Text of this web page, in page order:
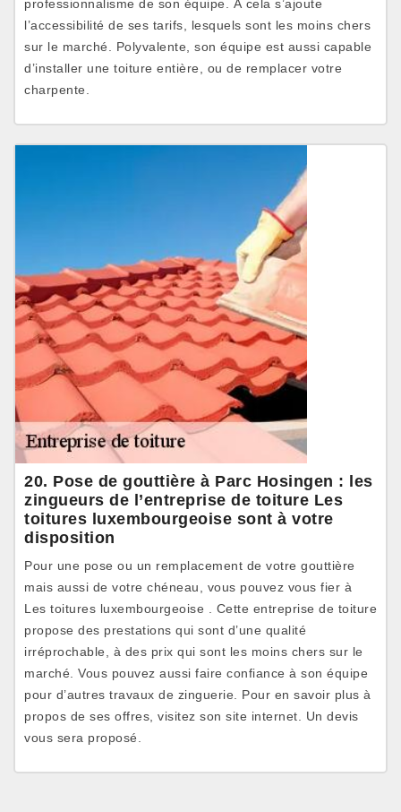
professionnalisme de son équipe. À cela s’ajoute
l’accessibilité de ses tarifs, lesquels sont les moins chers
sur le marché. Polyvalente, son équipe est aussi capable
d’installer une toiture entière, ou de remplacer votre
charpente.
20. Pose de gouttière à Parc Hosingen : les
zingueurs de l’entreprise de toiture Les
toitures luxembourgeoise sont à votre
disposition
Pour une pose ou un remplacement de votre gouttière
mais aussi de votre chéneau, vous pouvez vous fier à
Les toitures luxembourgeoise . Cette entreprise de toiture
propose des prestations qui sont d’une qualité
irréprochable, à des prix qui sont les moins chers sur le
marché. Vous pouvez aussi faire confiance à son équipe
pour d’autres travaux de zinguerie. Pour en savoir plus à
propos de ses offres, visitez son site internet. Un devis
vous sera proposé.